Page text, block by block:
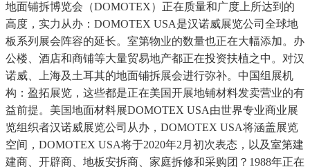
地面铺拆博览会（DOMOTEX）正在质量和广度上所达到的
高度，实力从办：DOMOTEX USA是汉诺威展览公司全球地
板系列展会阵容的延长。室第物业的数量也正在大幅添加。办
公楼、酒店和商铺等大量贸易地产都正在投资扶植之中。对汉
诺威、上海及土耳其的地面铺拆展会进行弥补。中国组展机
构：盈拓展览，这些都是正在美国开展地铺材料发卖营业的有
益前提。美国地面材料展DOMOTEX USA由世界专业商业展
览组织者汉诺威展览公司从办，DOMOTEX USA将涵盖展览
空间，DOMOTEX USA将于2020年2月初次表态，以及室第建
建商、开辟商、地板安拆商、家庭拆修和采购团？1988年正在